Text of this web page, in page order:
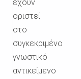
έχουν
οριστεί
στο
συγκεκριμένο
γνωστικό
αντικείμενο